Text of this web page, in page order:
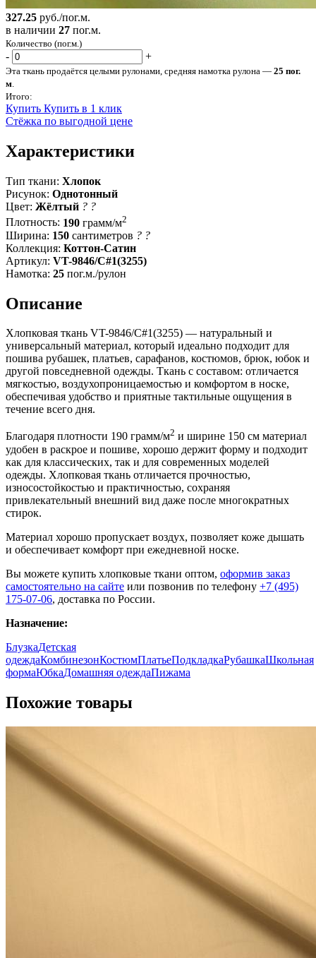
327.25 руб./пог.м.
в наличии 27 пог.м.
Количество (пог.м.)
- +
Эта ткань продаётся целыми рулонами, средняя намотка рулона — 25 пог.
м.
Итого:
Купить Купить в 1 клик
Стёжка по выгодной цене
Характеристики
Тип ткани: Хлопок
Рисунок: Однотонный
Цвет: Жёлтый ? ?
Плотность: 190 грамм/м2
Ширина: 150 сантиметров ? ?
Коллекция: Коттон-Сатин
Артикул: VT-9846/C#1(3255)
Намотка: 25 пог.м./рулон
Описание
Хлопковая ткань VT-9846/C#1(3255) — натуральный и
универсальный материал, который идеально подходит для
пошива рубашек, платьев, сарафанов, костюмов, брюк, юбок и
другой повседневной одежды. Ткань с составом: отличается
мягкостью, воздухопроницаемостью и комфортом в носке,
обеспечивая удобство и приятные тактильные ощущения в
течение всего дня.
Благодаря плотности 190 грамм/м2 и ширине 150 см материал
удобен в раскрое и пошиве, хорошо держит форму и подходит
как для классических, так и для современных моделей
одежды. Хлопковая ткань отличается прочностью,
износостойкостью и практичностью, сохраняя
привлекательный внешний вид даже после многократных
стирок.
Материал хорошо пропускает воздух, позволяет коже дышать
и обеспечивает комфорт при ежедневной носке.
Вы можете купить хлопковые ткани оптом, оформив заказ
самостоятельно на сайте или позвонив по телефону +7 (495)
175-07-06, доставка по России.
Назначение:
БлузкаДетская
одеждаКомбинезонКостюмПлатьеПодкладкаРубашкаШкольная
формаЮбкаДомашняя одеждаПижама
Похожие товары